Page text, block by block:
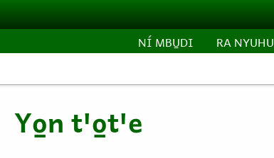
Pasar al contenido principal
NÍ MBU̱DI RA NYUHU
Yo̱n tꞌo̱tꞌe